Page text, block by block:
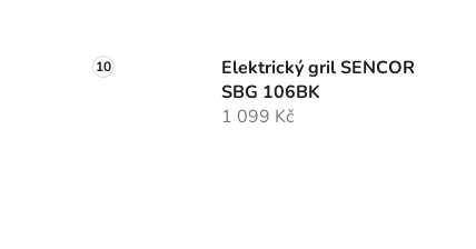
Elektrický gril SENCOR
SBG 106BK
1 099 Kč